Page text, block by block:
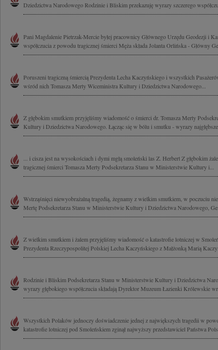
Dziedzictwa Narodowego Rodzinie i Bliskim przekazuję wyrazy szczerego
Pani Magdalenie Pietrzak-Mercie byłej pracownicy Głównego Urzędu Geodezji i
współczucia z powodu tragicznej śmierci Męża składa Jolanta Orlińska - Główny
Poruszeni tragiczną śmiercią Prezydenta Lecha Kaczyńskiego i wszystkich
wśród nich Tomasza Merty Wiceministra Kultury i Dziedzictwa Narodowego...
Z głębokim smutkiem przyjęliśmy wiadomość o śmierci dr. Tomasza Merty
Kultury i Dziedzictwa Narodowego. Łącząc się w bólu i smutku - wyrazy
... i cisza jest na wysokościach i dymi mgłą smoleński las Z. Herbert Z głębokim
tragicznej śmierci Tomasza Merty Podsekretarza Stanu w Ministerstwie Kultury i...
Wstrząśnięci niewyobrażalną tragedią, żegnamy z wielkim smutkiem, w poczuciu
Mertę Podsekretarza Stanu w Ministerstwie Kultury i Dziedzictwa Narodowego,
Z wielkim smutkiem i żalem przyjęliśmy wiadomość o katastrofie lotniczej w
Prezydenta Rzeczypospolitej Polskiej Lecha Kaczyńskiego z Małżonką Marią
Rodzinie i Bliskim Podsekretarza Stanu w Ministerstwie Kultury i Dziedzictwa
wyrazy głębokiego współczucia składają Dyrektor Muzeum Łazienki Królewskie
Wszystkich Polaków jednoczy doświadczenie jednej z największych tragedii w
katastrofie lotniczej pod Smoleńskiem zginął najwyższy przedstawiciel Państwa